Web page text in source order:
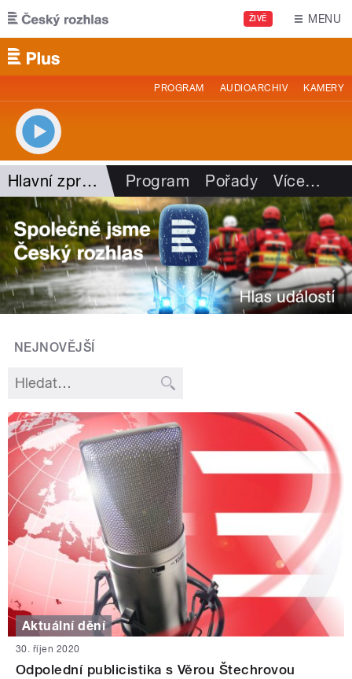
Přejít k hlavnímu obsahu
ŽIVĚ MENU
PROGRAM AUDIOARCHIV KAMERY
Hlavní zprávy - rozhovory Program Pořady Více…
NEJNOVĚJŠÍ
Aktuální dění
30. říjen 2020
Odpolední publicistika s Věrou Štechrovou